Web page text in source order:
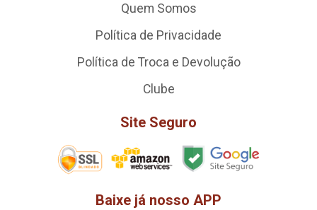
Quem Somos
Política de Privacidade
Política de Troca e Devolução
Clube
Site Seguro
Baixe já nosso APP